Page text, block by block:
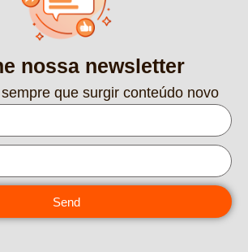
nossa newsletter
que surgir conteúdo novo
Send